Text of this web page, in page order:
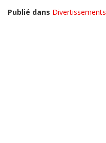
Publié dans Divertissements